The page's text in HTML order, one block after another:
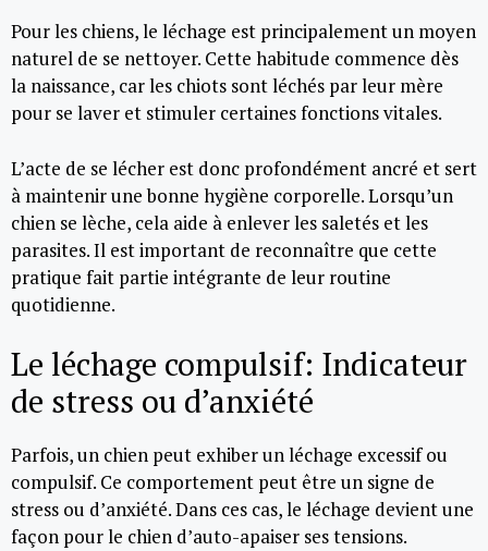
Pour les chiens, le léchage est principalement un moyen
naturel de se nettoyer. Cette habitude commence dès
la naissance, car les chiots sont léchés par leur mère
pour se laver et stimuler certaines fonctions vitales.
L’acte de se lécher est donc profondément ancré et sert
à maintenir une bonne hygiène corporelle. Lorsqu’un
chien se lèche, cela aide à enlever les saletés et les
parasites. Il est important de reconnaître que cette
pratique fait partie intégrante de leur routine
quotidienne.
Le léchage compulsif: Indicateur
de stress ou d’anxiété
Parfois, un chien peut exhiber un léchage excessif ou
compulsif. Ce comportement peut être un signe de
stress ou d’anxiété. Dans ces cas, le léchage devient une
façon pour le chien d’auto-apaiser ses tensions.